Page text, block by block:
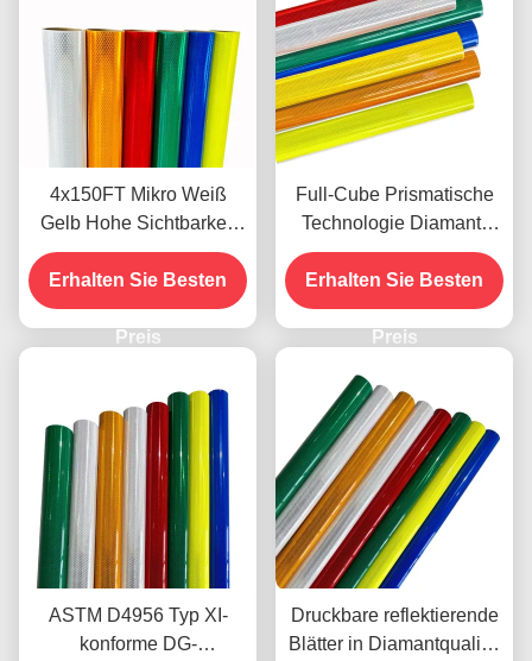
4x150FT Mikro Weiß
Gelb Hohe Sichtbarkeit
Mikro Diamant Grad
Reflektierende Folie Vinyl
für Verkehrsschilder ODM
Erhalten Sie Besten
Preis
Full-Cube Prismatische
Technologie Diamant-
Reflexionsblatt mit 10-
jähriger Lebensdauer für
die Verkehrssicherheit
Erhalten Sie Besten
Preis
ASTM D4956 Typ XI-
konforme DG-
Druckbare reflektierende
Blätter in Diamantqualität